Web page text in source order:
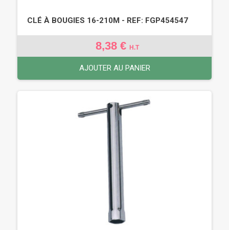
CLÉ À BOUGIES 16-210M - REF: FGP454547
8,38 € H.T
AJOUTER AU PANIER